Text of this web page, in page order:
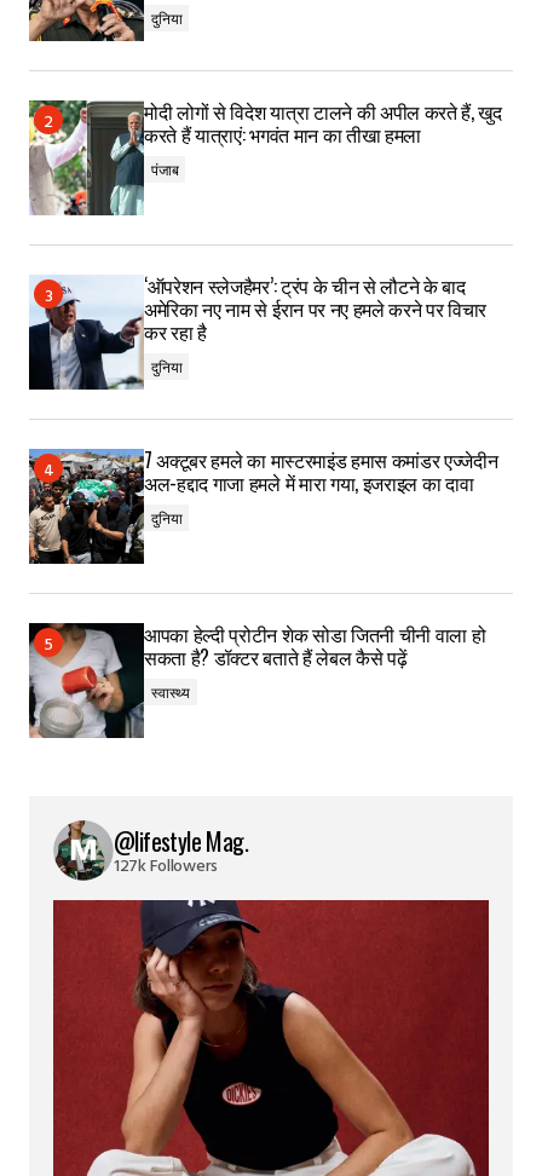
दुनिया
मोदी लोगों से विदेश यात्रा टालने की अपील करते हैं, खुद
करते हैं यात्राएं: भगवंत मान का तीखा हमला
पंजाब
‘ऑपरेशन स्लेजहैमर’: ट्रंप के चीन से लौटने के बाद
अमेरिका नए नाम से ईरान पर नए हमले करने पर विचार
कर रहा है
दुनिया
7 अक्टूबर हमले का मास्टरमाइंड हमास कमांडर एज्जेदीन
अल-हद्दाद गाजा हमले में मारा गया, इजराइल का दावा
दुनिया
आपका हेल्दी प्रोटीन शेक सोडा जितनी चीनी वाला हो
सकता है? डॉक्टर बताते हैं लेबल कैसे पढ़ें
स्वास्थ्य
@lifestyle Mag.
127k Followers